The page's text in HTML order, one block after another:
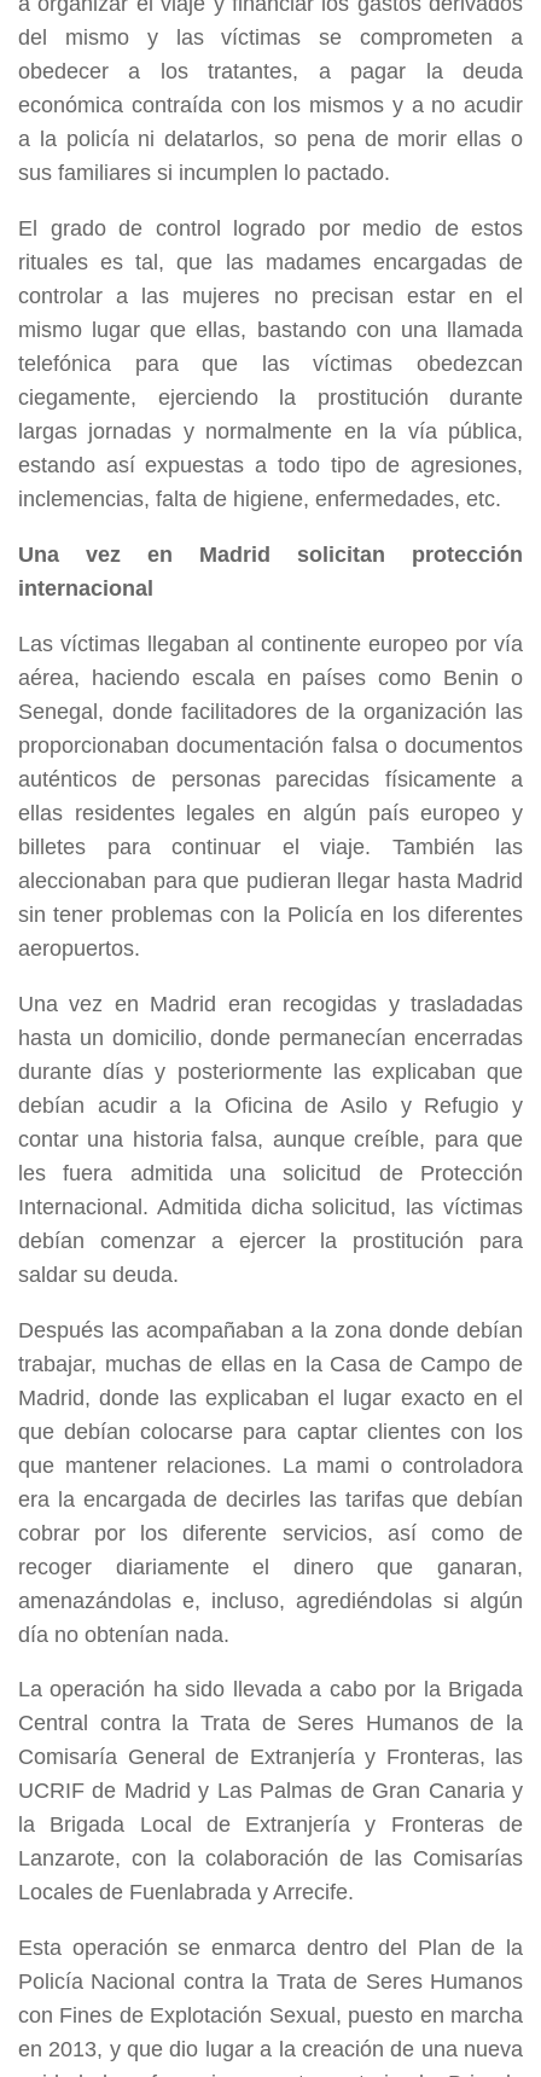
del mismo y las víctimas se comprometen a
obedecer a los tratantes, a pagar la deuda
económica contraída con los mismos y a no acudir
a la policía ni delatarlos, so pena de morir ellas o
sus familiares si incumplen lo pactado.
El grado de control logrado por medio de estos
rituales es tal, que las madames encargadas de
controlar a las mujeres no precisan estar en el
mismo lugar que ellas, bastando con una llamada
telefónica para que las víctimas obedezcan
ciegamente, ejerciendo la prostitución durante
largas jornadas y normalmente en la vía pública,
estando así expuestas a todo tipo de agresiones,
inclemencias, falta de higiene, enfermedades, etc.
Una vez en Madrid solicitan protección
internacional
Las víctimas llegaban al continente europeo por vía
aérea, haciendo escala en países como Benin o
Senegal, donde facilitadores de la organización las
proporcionaban documentación falsa o documentos
auténticos de personas parecidas físicamente a
ellas residentes legales en algún país europeo y
billetes para continuar el viaje. También las
aleccionaban para que pudieran llegar hasta Madrid
sin tener problemas con la Policía en los diferentes
aeropuertos.
Una vez en Madrid eran recogidas y trasladadas
hasta un domicilio, donde permanecían encerradas
durante días y posteriormente las explicaban que
debían acudir a la Oficina de Asilo y Refugio y
contar una historia falsa, aunque creíble, para que
les fuera admitida una solicitud de Protección
Internacional. Admitida dicha solicitud, las víctimas
debían comenzar a ejercer la prostitución para
saldar su deuda.
Después las acompañaban a la zona donde debían
trabajar, muchas de ellas en la Casa de Campo de
Madrid, donde las explicaban el lugar exacto en el
que debían colocarse para captar clientes con los
que mantener relaciones. La mami o controladora
era la encargada de decirles las tarifas que debían
cobrar por los diferente servicios, así como de
recoger diariamente el dinero que ganaran,
amenazándolas e, incluso, agrediéndolas si algún
día no obtenían nada.
La operación ha sido llevada a cabo por la Brigada
Central contra la Trata de Seres Humanos de la
Comisaría General de Extranjería y Fronteras, las
UCRIF de Madrid y Las Palmas de Gran Canaria y
la Brigada Local de Extranjería y Fronteras de
Lanzarote, con la colaboración de las Comisarías
Locales de Fuenlabrada y Arrecife.
Esta operación se enmarca dentro del Plan de la
Policía Nacional contra la Trata de Seres Humanos
con Fines de Explotación Sexual, puesto en marcha
en 2013, y que dio lugar a la creación de una nueva